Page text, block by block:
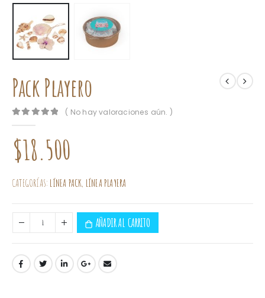
Pack Playero
( No hay valoraciones aún. )
$18.500
CATEGORÍAS: LÍNEA PACK, LÍNEA PLAYERA
AÑADIR AL CARRITO